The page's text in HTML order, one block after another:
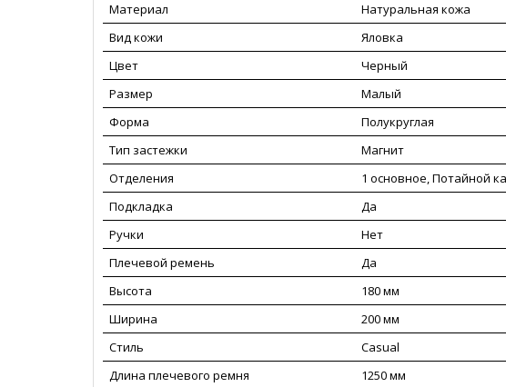
Материал
Натуральная кожа
Вид кожи
Яловка
Цвет
Черный
Размер
Малый
Форма
Полукруглая
Тип застежки
Магнит
Отделения
1 основное, Потайной
Подкладка
Да
Ручки
Нет
Плечевой ремень
Да
Высота
180 мм
Ширина
200 мм
Стиль
Casual
Длина плечевого ремня
1250 мм